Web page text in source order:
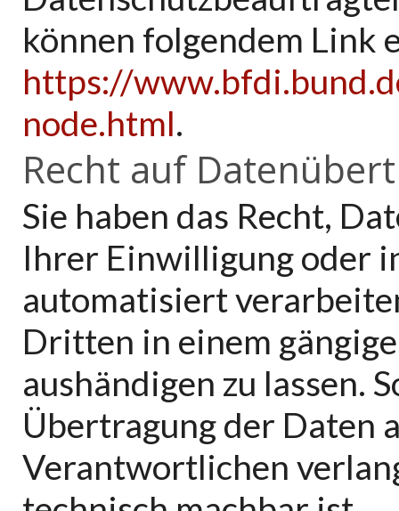
können folgendem Link
https://
node.html.
Recht auf
Sie haben das Recht,
Ihrer Einwilligung oder
automatisiert
Dritten in einem
aushändigen zu lassen.
Übertragung der Daten
Verantwortlichen